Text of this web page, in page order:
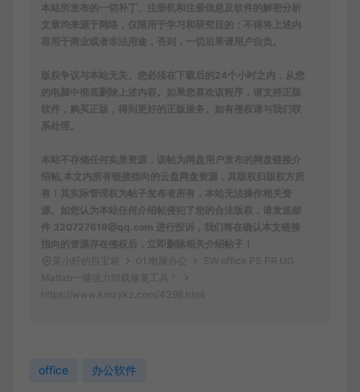
本站所发布的一切补丁、注册机和注册信息及软件的解密分析
文章均来源于网络，仅限用于学习和研究目的；不得将上述内
容用于商业或者非法用途，否则，一切后果请用户自负。
版权争议与本站无关。您必须在下载后的24个小时之内，从您
的电脑中彻底删除上述内容。如果您喜欢该程序，请支持正版
软件，购买正版，得到更好的正版服务。如有侵权请与我们联
系处理。
本站不存储任何实质资源，该帖为网盘用户发布的网盘链接介
绍帖,本文内所有链接指向的云盘网盘资源，其版权归版权方所
有！其实际管理权为帖子发布者所有，本站无法操作相关资
源。如您认为本站任何介绍帖侵犯了您的合法版权，请发送邮
件 320727619@qq.com 进行投诉，我们将在确认本文链接
指向的资源存在侵权后，立即删除相关介绍帖子！
茉小纤的百宝箱
01.电脑办公
SW office PS PR UG
Matlab一键强力卸载修复工具！
https://www.kmzykz.com/4398.html
office 办公软件